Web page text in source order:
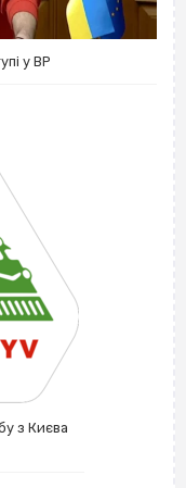
у ВР
з Києва